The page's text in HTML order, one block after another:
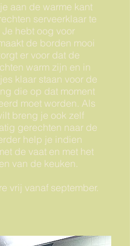
aan de warme kant
serveerklaar te
Je hebt oog voor
de borden mooi
er voor dat de
warm zijn en in
klaar staan voor de
die op dat moment
moet worden. Als
breng je ook zelf
gerechten naar de
help je indien
de vaat en met het
van de keuken.
vrij vanaf september.